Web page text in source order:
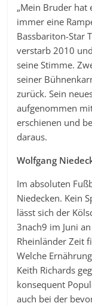
„Mein Bruder hat
immer eine
Bassbariton-Star
verstarb 2010
seine Stimme.
seiner
zurück. Sein neues
aufgenommen
erschienen und
daraus.
Wolfgang
Im absoluten
Niedecken. Kein
lässt sich der
3nach9 im Juni
Rheinländer Zeit
Welche
Keith Richards
konsequent
auch bei der